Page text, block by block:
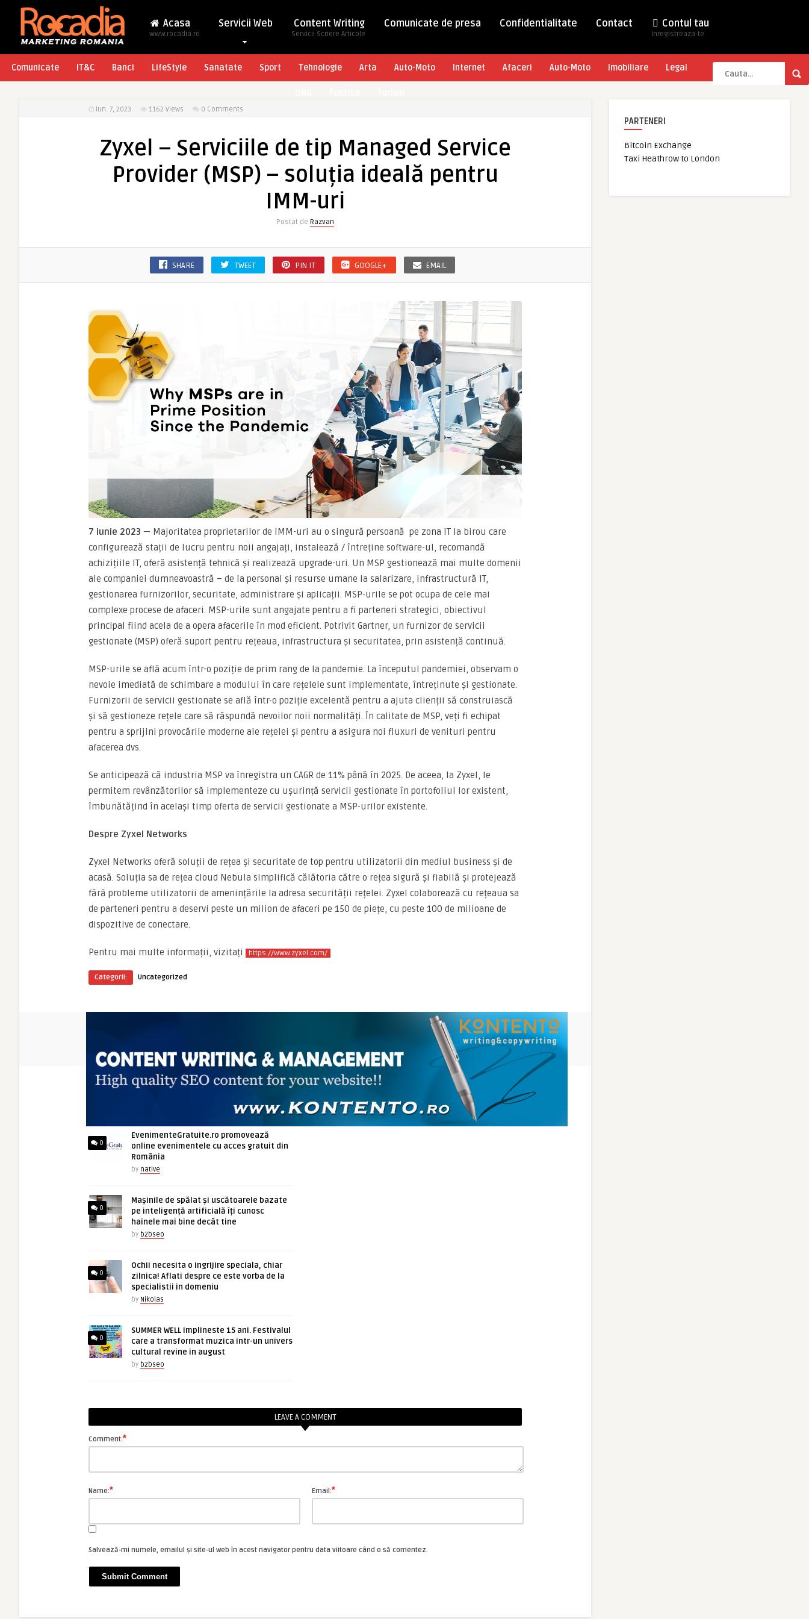
Acasa
www.rocadia.ro
Servicii Web Content Writing
Servicii Scriere Articole
Comunicate de presa Confidentialitate Contact Contul tau
Inregistreaza-te
Comunicate IT&C Banci LifeStyle Sanatate Sport Tehnologie Arta Auto-Moto Internet Afaceri Auto-Moto Imobiliare Legal
iun. 7, 2023 1162 Views 0 Comments
Zyxel – Serviciile de tip Managed Service
Provider (MSP) – soluția ideală pentru
IMM-uri
Postat de Razvan
SHARE TWEET PIN IT GOOGLE+ EMAIL
7 iunie 2023 — Majoritatea proprietarilor de IMM-uri au o singură persoană pe zona IT la birou care
configurează stații de lucru pentru noii angajați, instalează / întreține software-ul, recomandă
achizițiile IT, oferă asistență tehnică și realizează upgrade-uri. Un MSP gestionează mai multe domenii
ale companiei dumneavoastră – de la personal și resurse umane la salarizare, infrastructură IT,
gestionarea furnizorilor, securitate, administrare și aplicații. MSP-urile se pot ocupa de cele mai
complexe procese de afaceri. MSP-urile sunt angajate pentru a fi parteneri strategici, obiectivul
principal fiind acela de a opera afacerile în mod eficient. Potrivit Gartner, un furnizor de servicii
gestionate (MSP) oferă suport pentru rețeaua, infrastructura și securitatea, prin asistență continuă.
MSP-urile se află acum într-o poziție de prim rang de la pandemie. La începutul pandemiei, observam o
nevoie imediată de schimbare a modului în care rețelele sunt implementate, întreținute și gestionate.
Furnizorii de servicii gestionate se află într-o poziție excelentă pentru a ajuta clienții să construiască
și să gestioneze rețele care să răspundă nevoilor noii normalități. În calitate de MSP, veți fi echipat
pentru a sprijini provocările moderne ale rețelei și pentru a asigura noi fluxuri de venituri pentru
afacerea dvs.
Se anticipează că industria MSP va înregistra un CAGR de 11% până în 2025. De aceea, la Zyxel, le
permitem revânzătorilor să implementeze cu ușurință servicii gestionate în portofoliul lor existent,
îmbunătățind în același timp oferta de servicii gestionate a MSP-urilor existente.
Despre Zyxel Networks
Zyxel Networks oferă soluții de rețea și securitate de top pentru utilizatorii din mediul business și de
acasă. Soluția sa de rețea cloud Nebula simplifică călătoria către o rețea sigură și fiabilă și protejează
fără probleme utilizatorii de amenințările la adresa securității rețelei. Zyxel colaborează cu rețeaua sa
de parteneri pentru a deservi peste un milion de afaceri pe 150 de piețe, cu peste 100 de milioane de
dispozitive de conectare.
Pentru mai multe informații, vizitați https://www.zyxel.com/
Categorii: Uncategorized
0
EvenimenteGratuite.ro promovează
online evenimentele cu acces gratuit din
România
by native
0
Mașinile de spălat și uscătoarele bazate
pe inteligență artificială îți cunosc
hainele mai bine decât tine
by b2bseo
0
Ochii necesita o ingrijire speciala, chiar
zilnica! Aflati despre ce este vorba de la
specialistii in domeniu
by Nikolas
0
SUMMER WELL implineste 15 ani. Festivalul
care a transformat muzica intr-un univers
cultural revine in august
by b2bseo
ARTICOLE ASEMANATOARE
LEAVE A COMMENT
Comment:*
Name:* Email:*
Salvează-mi numele, emailul și site-ul web în acest navigator pentru data viitoare când o să comentez.
PARTENERI
Bitcoin Exchange
Taxi Heathrow to London